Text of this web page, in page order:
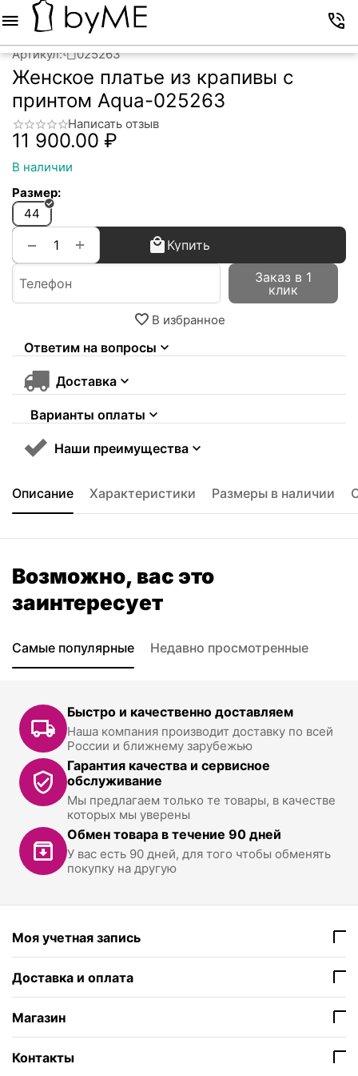
Артикул: 025263
Женское платье из крапивы с
принтом Aqua-025263
Написать отзыв
11 900.00 ₽
В наличии
Размер:
44
+
−
Купить
Заказ в 1
клик
В избранное
Ответим на вопросы
Доставка
Варианты оплаты
Наши преимущества
Описание Характеристики Размеры в наличии
Возможно, вас это
заинтересует
Самые популярные Недавно просмотренные
Быстро и качественно доставляем
Наша компания производит доставку по всей
России и ближнему зарубежью
Гарантия качества и сервисное
обслуживание
Мы предлагаем только те товары, в качестве
которых мы уверены
Обмен товара в течение 90 дней
У вас есть 90 дней, для того чтобы обменять
покупку на другую
Моя учетная запись
Доставка и оплата
Магазин
Контакты
Меню Корзина Контакты